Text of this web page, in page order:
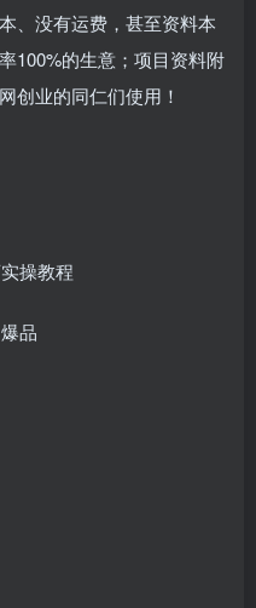
、没有运费，甚至资料本
100%的生意；项目资料附
创业的同仁们使用！
操教程
品